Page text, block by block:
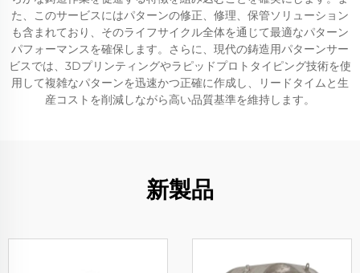
た、このサービスにはパターンの修正、修理、保管ソリューション
も含まれており、そのライフサイクル全体を通じて最適なパターン
パフォーマンスを確保します。さらに、現代の鋳造用パターンサー
ビスでは、3Dプリンティングやラピッドプロトタイピング技術を使
用して複雑なパターンを迅速かつ正確に作成し、リードタイムと生
産コストを削減しながら高い品質基準を維持します。
新製品